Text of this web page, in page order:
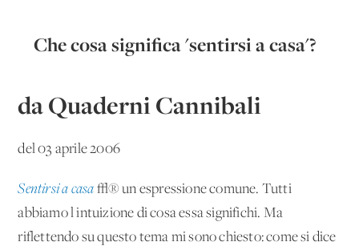
Che cosa significa 'sentirsi a casa'?
da Quaderni Cannibali
del 03 aprile 2006
Sentirsi a casa √® un'espressione comune. Tutti
abbiamo l'intuizione di cosa essa significhi. Ma
riflettendo su questo tema mi sono chiesto: come si dice